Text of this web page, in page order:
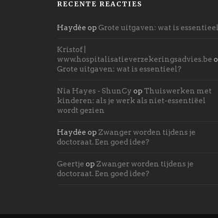
RECENTE REACTIES
Haydée op Grote uitgaven: wat is
Kristof |
www.hospitalisatieverzekeringsadvies.be
Grote uitgaven: wat is essentieel?
Nia Hayes - ShunCy op Thuiswerken met
kinderen: als je werk als niet-essentiëel
wordt gezien
Haydée op Zwanger worden tijdens je
doctoraat. Een goed idee?
Geertje op Zwanger worden tijdens je
doctoraat. Een goed idee?